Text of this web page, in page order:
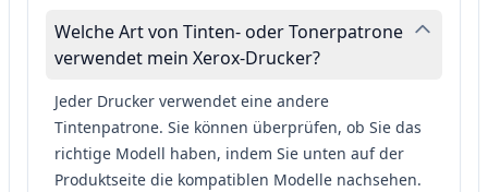
Welche Art von Tinten- oder Tonerpatrone
verwendet mein Xerox-Drucker?
Jeder Drucker verwendet eine andere
Tintenpatrone. Sie können überprüfen, ob Sie das
richtige Modell haben, indem Sie unten auf der
Produktseite die kompatiblen Modelle nachsehen.